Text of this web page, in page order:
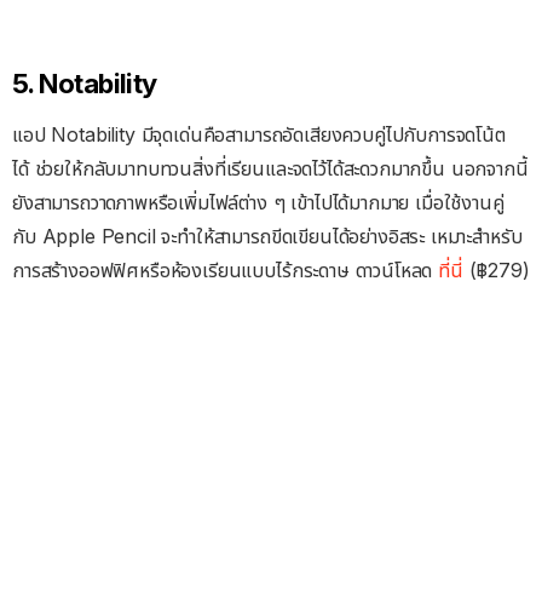
5. Notability
แอป Notability มีจุดเด่นคือสามารถอัดเสียงควบคู่ไปกับการจดโน้ต
ได้ ช่วยให้กลับมาทบทวนสิ่งที่เรียนและจดไว้ได้สะดวกมากขึ้น นอกจากนี้
ยังสามารถวาดภาพหรือเพิ่มไฟล์ต่าง ๆ เข้าไปได้มากมาย เมื่อใช้งานคู่
กับ Apple Pencil จะทำให้สามารถขีดเขียนได้อย่างอิสระ เหมาะสำหรับ
การสร้างออฟฟิศหรือห้องเรียนแบบไร้กระดาษ ดาวน์โหลด ที่นี่ (฿279)